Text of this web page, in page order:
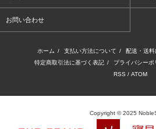
お問い合わせ
ホーム / 支払い方法について / 配送・送料
特定商取引法に基づく表記 / プライバシーポ
RSS / ATOM
Copyright © 2025